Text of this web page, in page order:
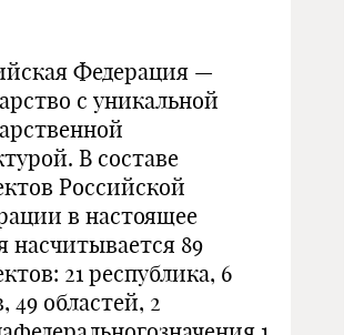
Федерация —
с уникальной
В составе
Российской
в настоящее
насчитывается 89
21 республика, 6
49 областей, 2